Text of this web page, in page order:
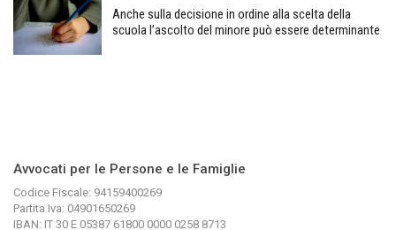
Anche sulla decisione in ordine alla scelta della
scuola l’ascolto del minore può essere determinante
Avvocati per le Persone e le Famiglie
Codice Fiscale: 94159400269
Partita Iva: 04901650269
IBAN: IT 30 E 05387 61800 0000 0258 8713